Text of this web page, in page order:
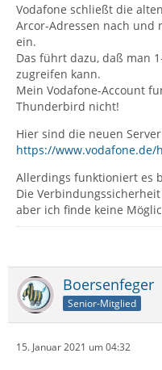
Vodafone schließt die
Arcor-Adressen nach und
ein.
Das führt dazu, daß man
zugreifen kann.
Mein Vodafone-Account
Thunderbird nicht!
Hier sind die neuen
https://
Allerdings funktioniert es
Die Verbindungssicherheit
aber ich finde keine
Boersenfeger
Senior-Mitglied
15. Januar 2021 um 04:32